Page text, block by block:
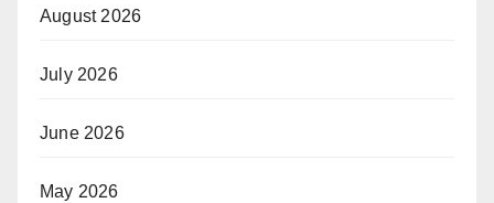
August 2026
July 2026
June 2026
May 2026